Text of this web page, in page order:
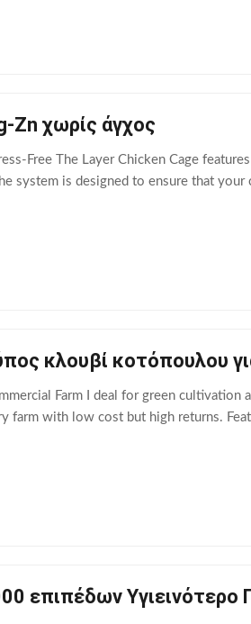
Zn χωρίς άγχος
Free The Layer Chicken Cage
system is designed to ensure that your
κλουβί κοτόπουλου
Farm I deal for green cultivation
farm with low cost but high returns.
επιπέδων Υγιεινότερο